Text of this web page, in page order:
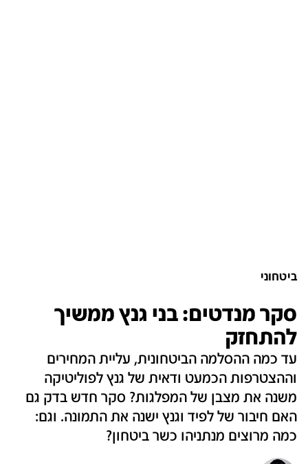
ביטחוני
סקר מנדטים: בני גנץ ממשיך
להתחזק
עד כמה ההסלמה הביטחונית, עליית המחירים
וההצטרפות הכמעט ודאית של גנץ לפוליטיקה
משנה את מצבן של המפלגות? סקר חדש בדק גם
האם חיבור של לפיד וגנץ ישנה את התמונה. וגם:
כמה מרוצים מנתניהו כשר ביטחון?‎